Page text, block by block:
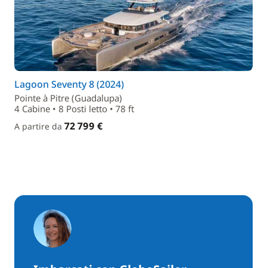
Lagoon Seventy 8 (2024)
Pointe à Pitre (Guadalupa)
4 Cabine • 8 Posti letto • 78 ft
A partire da 72 799 €